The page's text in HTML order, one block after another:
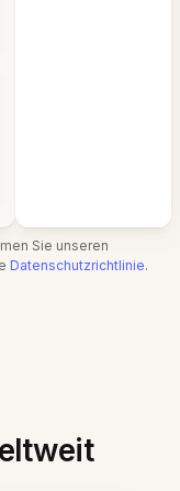
Sie unseren
Datenschutzrichtlinie.